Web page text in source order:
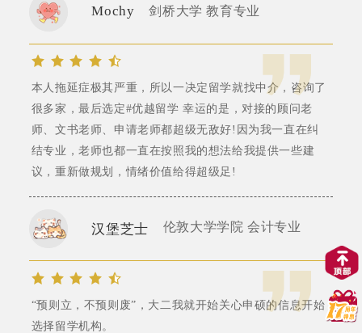
Mochy 剑桥大学 教育专业
本人拖延症极其严重，所以一决定留学就找中介，咨询了
很多家，最后选定#优越留学 幸运的是，对接的顾问老
师、文书老师、申请老师都超级无敌好!因为我一直在纠
结专业，老师也都一直在按照我的想法给我提供一些建
议，重新做规划，情绪价值给得超级足!
汉堡芝士 伦敦大学学院 会计专业
“预则立，不预则废”，大二我就开始关心申硕的信息开始
选择留学机构。